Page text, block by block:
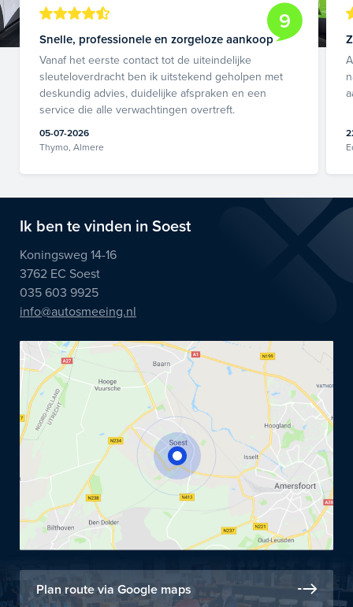
9
Snelle, professionele en zorgeloze aankoop
Vanaf het eerste contact tot de uiteindelijke
sleuteloverdracht ben ik uitstekend geholpen met
deskundig advies, duidelijke afspraken en een
service die alle verwachtingen overtreft.
05-07-2026
Thymo, Almere
Ik ben te vinden in Soest
Koningsweg 14-16
3762 EC Soest
035 603 9925
info@autosmeeing.nl
Plan route via Google maps